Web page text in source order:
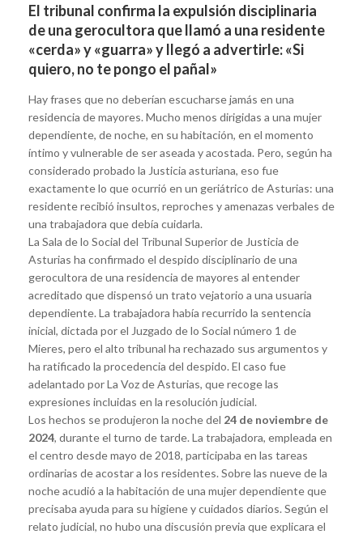
El tribunal confirma la expulsión disciplinaria
de una gerocultora que llamó a una residente
«cerda» y «guarra» y llegó a advertirle: «Si
quiero, no te pongo el pañal»
Hay frases que no deberían escucharse jamás en una
residencia de mayores. Mucho menos dirigidas a una mujer
dependiente, de noche, en su habitación, en el momento
íntimo y vulnerable de ser aseada y acostada. Pero, según ha
considerado probado la Justicia asturiana, eso fue
exactamente lo que ocurrió en un geriátrico de Asturias: una
residente recibió insultos, reproches y amenazas verbales de
una trabajadora que debía cuidarla.
La Sala de lo Social del Tribunal Superior de Justicia de
Asturias ha confirmado el despido disciplinario de una
gerocultora de una residencia de mayores al entender
acreditado que dispensó un trato vejatorio a una usuaria
dependiente. La trabajadora había recurrido la sentencia
inicial, dictada por el Juzgado de lo Social número 1 de
Mieres, pero el alto tribunal ha rechazado sus argumentos y
ha ratificado la procedencia del despido. El caso fue
adelantado por La Voz de Asturias, que recoge las
expresiones incluidas en la resolución judicial.
Los hechos se produjeron la noche del 24 de noviembre de
2024, durante el turno de tarde. La trabajadora, empleada en
el centro desde mayo de 2018, participaba en las tareas
ordinarias de acostar a los residentes. Sobre las nueve de la
noche acudió a la habitación de una mujer dependiente que
precisaba ayuda para su higiene y cuidados diarios. Según el
relato judicial, no hubo una discusión previa que explicara el